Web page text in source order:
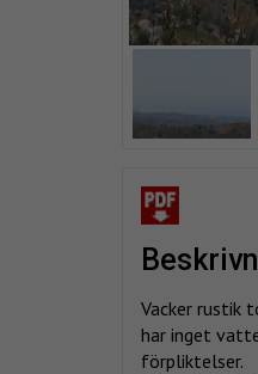
Vacker rustik
har inget
förpliktelser.